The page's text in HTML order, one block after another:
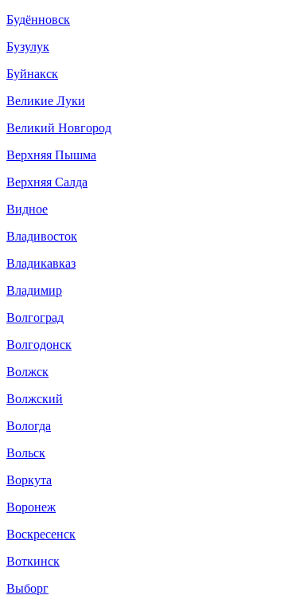
Будённовск
Бузулук
Буйнакск
Великие Луки
Великий Новгород
Верхняя Пышма
Верхняя Салда
Видное
Владивосток
Владикавказ
Владимир
Волгоград
Волгодонск
Волжск
Волжский
Вологда
Вольск
Воркута
Воронеж
Воскресенск
Воткинск
Выборг